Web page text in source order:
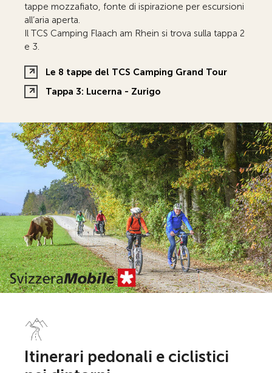
tappe mozzafiato, fonte di ispirazione per escursioni
all’aria aperta.
Il TCS Camping Flaach am Rhein si trova sulla tappa 2
e 3.
Le 8 tappe del TCS Camping Grand Tour
Tappa 3: Lucerna - Zurigo
Itinerari pedonali e ciclistici